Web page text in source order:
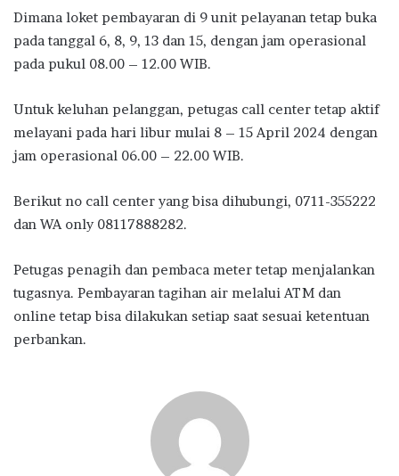
Dimana loket pembayaran di 9 unit pelayanan tetap buka
pada tanggal 6, 8, 9, 13 dan 15, dengan jam operasional
pada pukul 08.00 – 12.00 WIB.
Untuk keluhan pelanggan, petugas call center tetap aktif
melayani pada hari libur mulai 8 – 15 April 2024 dengan
jam operasional 06.00 – 22.00 WIB.
Berikut no call center yang bisa dihubungi, 0711-355222
dan WA only 08117888282.
Petugas penagih dan pembaca meter tetap menjalankan
tugasnya. Pembayaran tagihan air melalui ATM dan
online tetap bisa dilakukan setiap saat sesuai ketentuan
perbankan.